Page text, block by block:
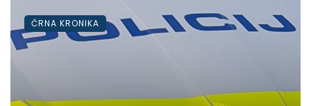
ČRNA KRONIKA